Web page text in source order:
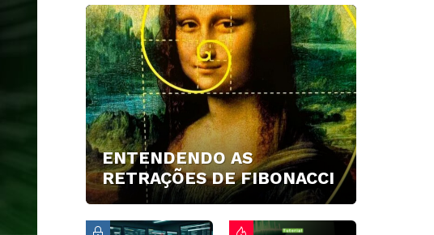
ENTENDENDO AS
RETRAÇÕES DE FIBONACCI